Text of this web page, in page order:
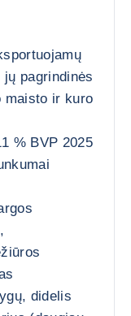
pagrindinės
maisto ir kuro
% BVP 2025
didelis